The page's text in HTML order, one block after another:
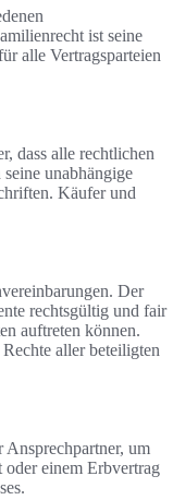
ist seine
alle Vertragsparteien
dass alle rechtlichen
unabhängige
Käufer und
Der
rechtsgültig und fair
auftreten können.
aller beteiligten
um
oder einem Erbvertrag